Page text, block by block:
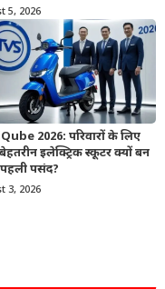
5, 2026
2026: परिवारों के लिए
इलेक्ट्रिक स्कूटर क्यों बन
पहली पसंद?
3, 2026